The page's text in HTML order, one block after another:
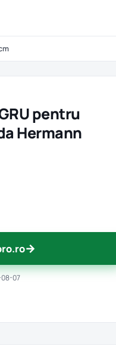
pentru
Hermann
→
07